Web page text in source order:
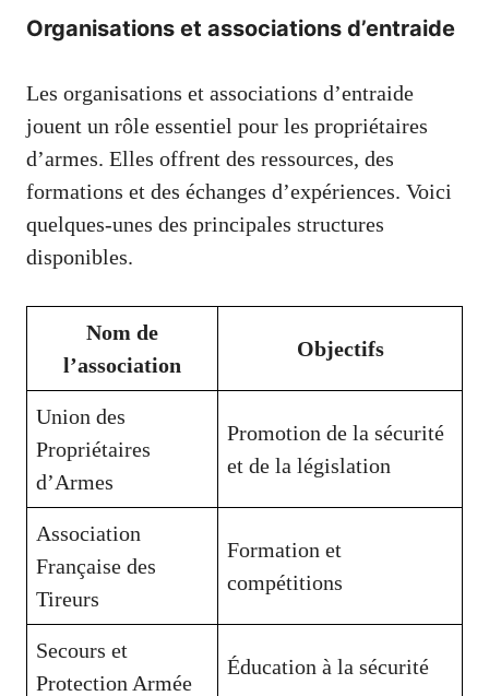
Organisations et associations d’entraide
Les organisations et associations d’entraide
jouent un rôle essentiel pour les propriétaires
d’armes. Elles offrent des ressources, des
formations et des échanges d’expériences. Voici
quelques-unes des principales structures
disponibles.
Nom de
l’association
Objectifs
Union des
Propriétaires
d’Armes
Promotion de la sécurité
et de la législation
Association
Française des
Tireurs
Formation et
compétitions
Secours et
Protection Armée
Éducation à la sécurité